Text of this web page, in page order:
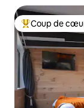
Coup de cœur
Coup de